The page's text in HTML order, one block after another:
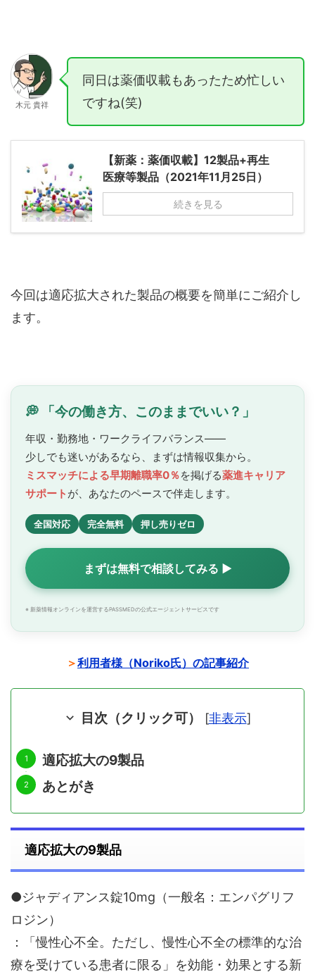
木元 貴祥
同日は薬価収載もあったため忙しい
ですね(笑)
【新薬：薬価収載】12製品+再生
医療等製品（2021年11月25日）
続きを見る
今回は適応拡大された製品の概要を簡単にご紹介し
ます。
💭 「今の働き方、このままでいい？」
年収・勤務地・ワークライフバランス——
少しでも迷いがあるなら、まずは情報収集から。
ミスマッチによる早期離職率0％を掲げる薬進キャリア
サポート が、あなたのペースで伴走します。
全国対応 完全無料 押し売りゼロ
まずは無料で相談してみる ▶
※ 新薬情報オンラインを運営するPASSMEDの公式エージェントサービスです
＞利用者様（Noriko氏）の記事紹介
目次（クリック可） [非表示]
適応拡大の9製品
あとがき
適応拡大の9製品
●ジャディアンス錠10mg（一般名：エンパグリフ
ロジン）
：「慢性心不全。ただし、慢性心不全の標準的な治
療を受けている患者に限る」を効能・効果とする新